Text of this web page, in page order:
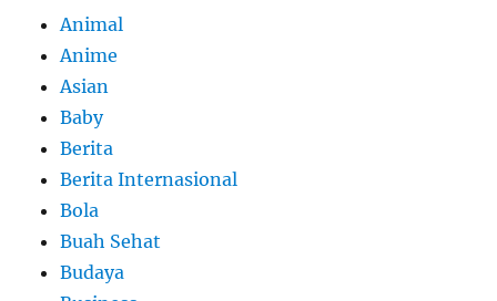
Animal
Anime
Asian
Baby
Berita
Berita Internasional
Bola
Buah Sehat
Budaya